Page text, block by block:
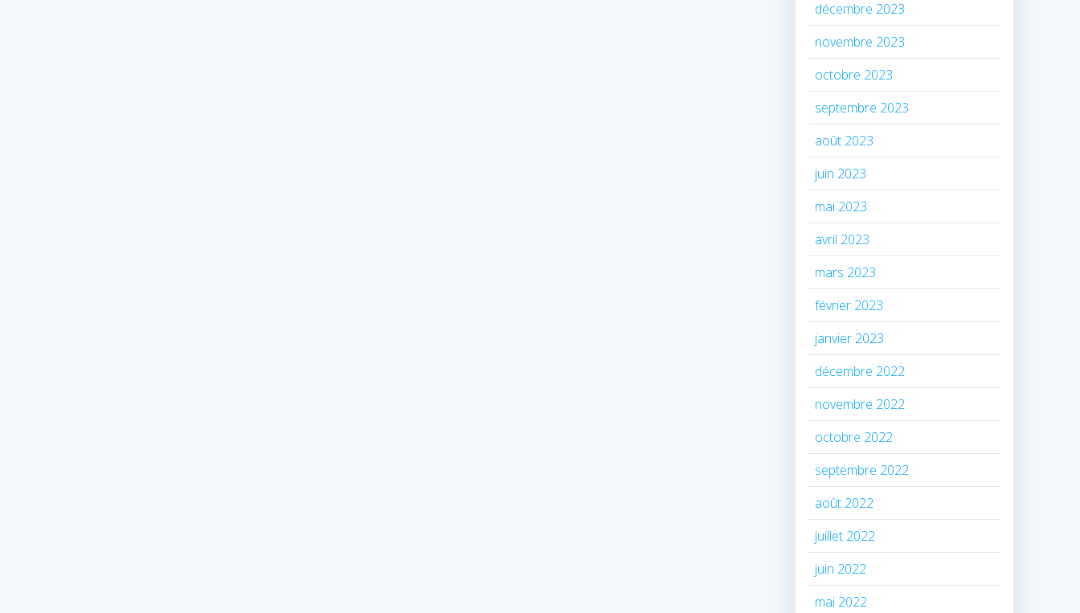
décembre 2023
novembre 2023
octobre 2023
septembre 2023
août 2023
juin 2023
mai 2023
avril 2023
mars 2023
février 2023
janvier 2023
décembre 2022
novembre 2022
octobre 2022
septembre 2022
août 2022
juillet 2022
juin 2022
mai 2022